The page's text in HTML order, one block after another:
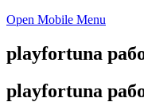
Open Mobile Menu
playfortuna
playfortuna